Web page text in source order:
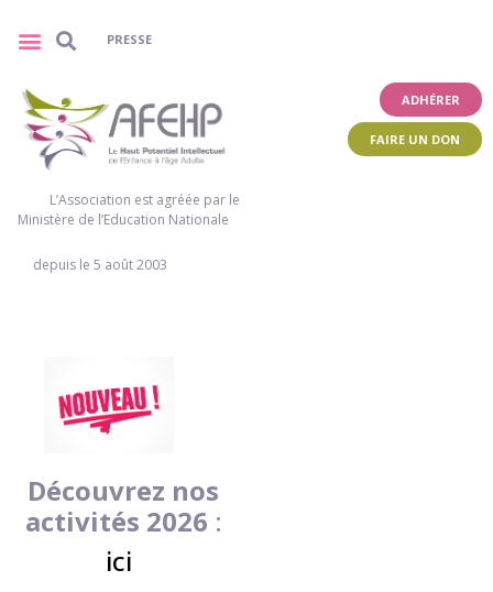
PRESSE
L’Association est agréée par le
Ministère de l’Education Nationale
depuis le 5 août 2003
Découvrez nos
activités 2026 :
ici
ADHÉRER
FAIRE UN DON